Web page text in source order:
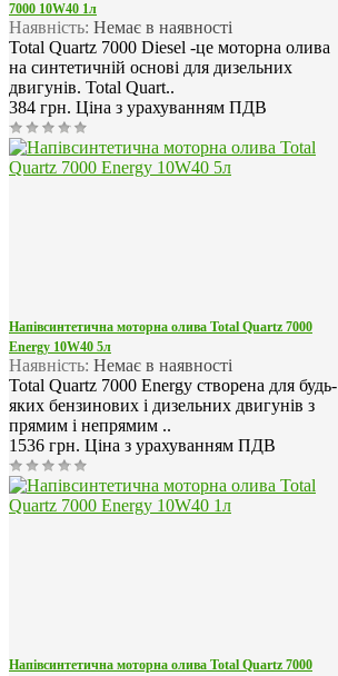
7000 10W40 1л
Наявність: Немає в наявності
Total Quartz 7000 Diesel -це моторна олива
на синтетичній основі для дизельних
двигунів. Total Quart..
384 грн. Ціна з урахуванням ПДВ
Напівсинтетична моторна олива Total Quartz 7000
Energy 10W40 5л
Наявність: Немає в наявності
Total Quartz 7000 Energy створена для будь-
яких бензинових і дизельних двигунів з
прямим і непрямим ..
1536 грн. Ціна з урахуванням ПДВ
Напівсинтетична моторна олива Total Quartz 7000